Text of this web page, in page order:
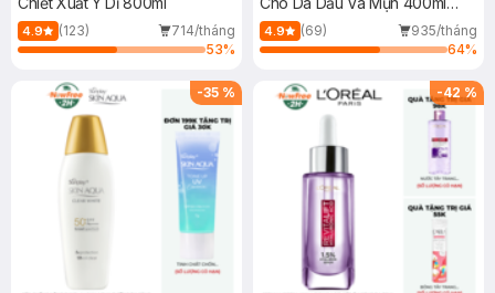
4.9 (123)
714/tháng
53%
(Mới)
4.9 (69)
935/tháng
64%
-35 % -42 %